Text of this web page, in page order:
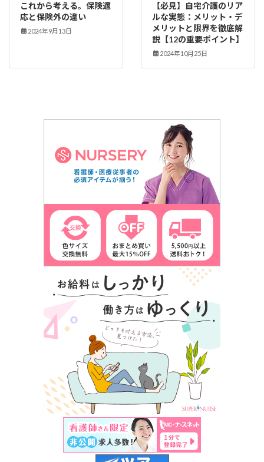
これから考える。保険適
応と保険外の違い
2024年9月13日
【必見】自宅介護のリア
ルな実態：メリット・デ
メリットと限界を徹底解
説【12の重要ポイント】
2024年10月25日